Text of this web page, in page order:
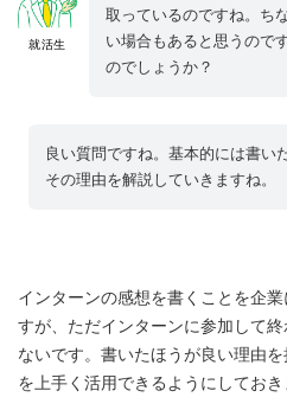
就活生
取っているのですね。ち
い場合もあると思うので
のでしょうか？
良い質問ですね。基本的には書い
その理由を解説していきますね。
インターンの感想を書くことを企
すが、ただインターンに参加して
ないです。書いたほうが良い理由
を上手く活用できるようにしておき